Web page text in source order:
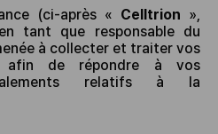
(ci-après « Celltrion »,
tant que responsable du
à collecter et traiter vos
afin de répondre à vos
relatifs à la